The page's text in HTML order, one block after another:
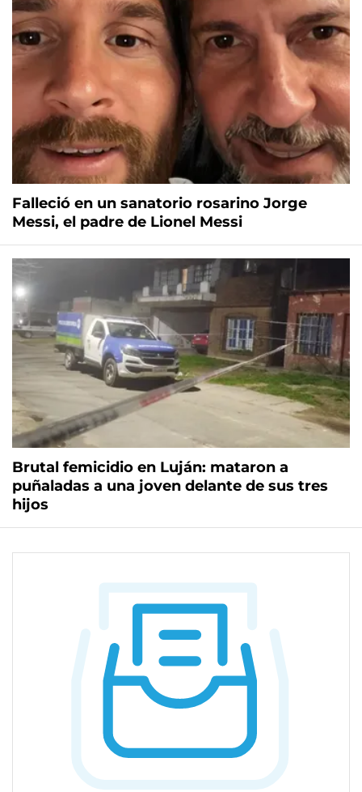
Falleció en un sanatorio rosarino Jorge
Messi, el padre de Lionel Messi
Brutal femicidio en Luján: mataron a
puñaladas a una joven delante de sus tres
hijos